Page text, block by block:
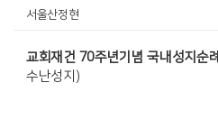
서울산정현
교회재건 70주년기념 국내성지순례
수난성지)